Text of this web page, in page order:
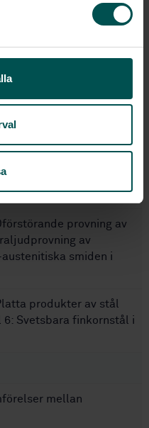
provning av
av
smiden i
produkter av stål
Svetsbara finkornstål i
mellan